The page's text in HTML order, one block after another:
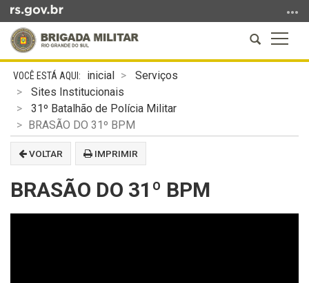
para
conteúdo
para
menu
para
busca
a
Abrir
a
Início
conteúdo
inicial
Serviços
Sites Institucionais
31º Batalhão de Polícia Militar
BRASÃO DO 31º BPM
VOLTAR IMPRIMIR
BRASÃO DO 31º BPM